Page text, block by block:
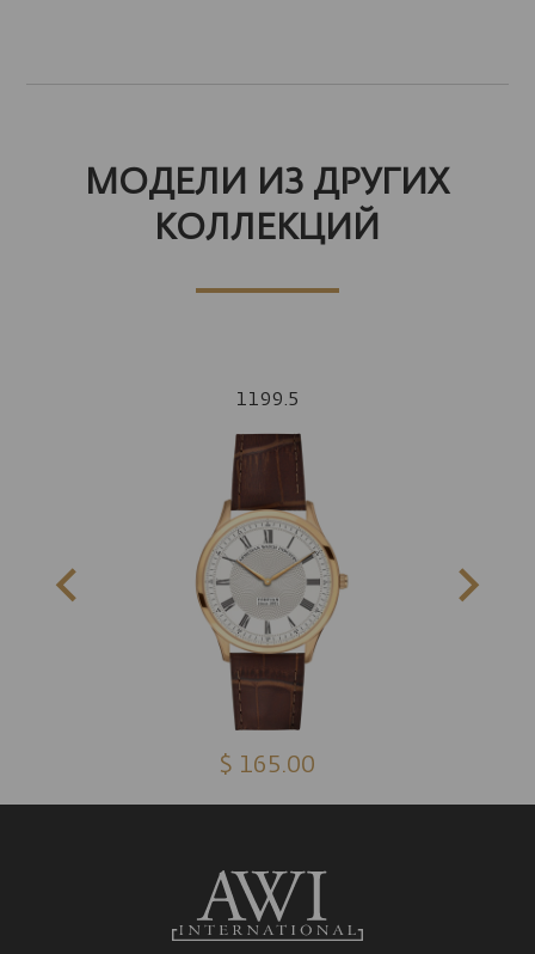
МОДЕЛИ ИЗ ДРУГИХ
КОЛЛЕКЦИЙ
1199.5
$ 165.00